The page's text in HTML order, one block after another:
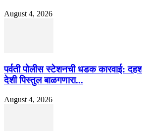
August 4, 2026
पर्वती पोलीस स्टेशनची धडक कारवाई:
देशी पिस्तुल बाळगणारा...
August 4, 2026